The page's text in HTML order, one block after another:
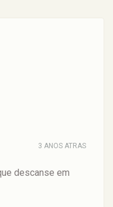
3 ANOS ATRAS
descanse em